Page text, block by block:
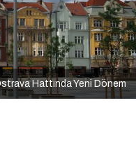
Hattında Yeni Dönem